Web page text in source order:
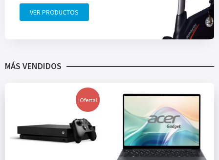
VER PRODUCTOS
MÁS VENDIDOS
¡Oferta!